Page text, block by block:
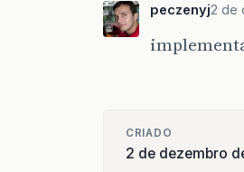
peczenyj2 de
CRIADO
2 de dezembro